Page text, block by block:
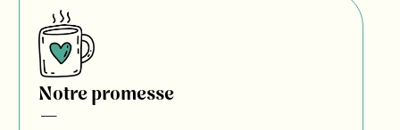
Notre promesse